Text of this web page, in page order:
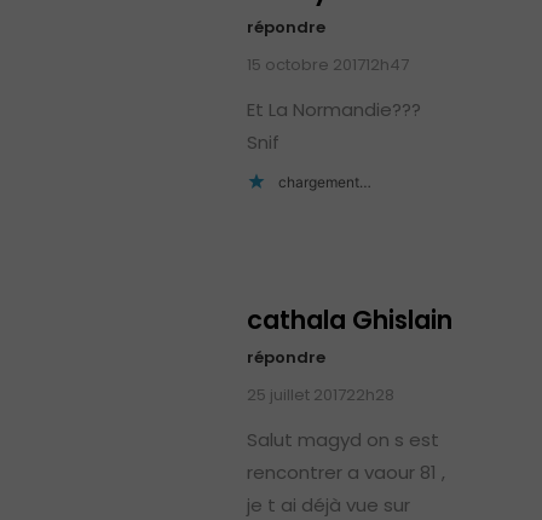
répondre
15 octobre 201712h47
Et La Normandie???
Snif
chargement…
cathala Ghislain
répondre
25 juillet 201722h28
Salut magyd on s est
rencontrer a vaour 81 ,
je t ai déjà vue sur